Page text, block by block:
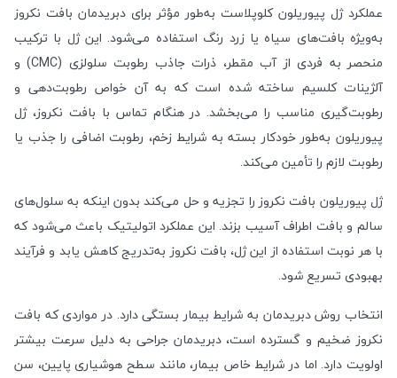
عملکرد ژل پیوریلون کلوپلاست به‌طور مؤثر برای دبریدمان بافت نکروز
به‌ویژه بافت‌های سیاه یا زرد رنگ استفاده می‌شود. این ژل با ترکیب
منحصر به فردی از آب مقطر، ذرات جاذب رطوبت سلولزی (CMC) و
آلژینات کلسیم ساخته شده است که به آن خواص رطوبت‌دهی و
رطوبت‌گیری مناسب را می‌بخشد. در هنگام تماس با بافت نکروز، ژل
پیوریلون به‌طور خودکار بسته به شرایط زخم، رطوبت اضافی را جذب یا
رطوبت لازم را تأمین می‌کند.
ژل پیوریلون بافت نکروز را تجزیه و حل می‌کند بدون اینکه به سلول‌های
سالم و بافت اطراف آسیب بزند. این عملکرد اتولیتیک باعث می‌شود که
با هر نوبت استفاده از این ژل، بافت نکروز به‌تدریج کاهش یابد و فرآیند
بهبودی تسریع شود.
انتخاب روش دبریدمان به شرایط بیمار بستگی دارد. در مواردی که بافت
نکروز ضخیم و گسترده است، دبریدمان جراحی به دلیل سرعت بیشتر
اولویت دارد. اما در شرایط خاص بیمار، مانند سطح هوشیاری پایین، سن